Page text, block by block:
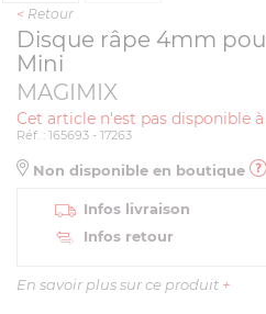
< Retour
Disque râpe 4mm
Mini
MAGIMIX
Cet article n'est pas disponible
Réf. : 165693 - 17263
Non disponible en boutique
Infos livraison
Infos retour
En savoir plus sur ce produit +